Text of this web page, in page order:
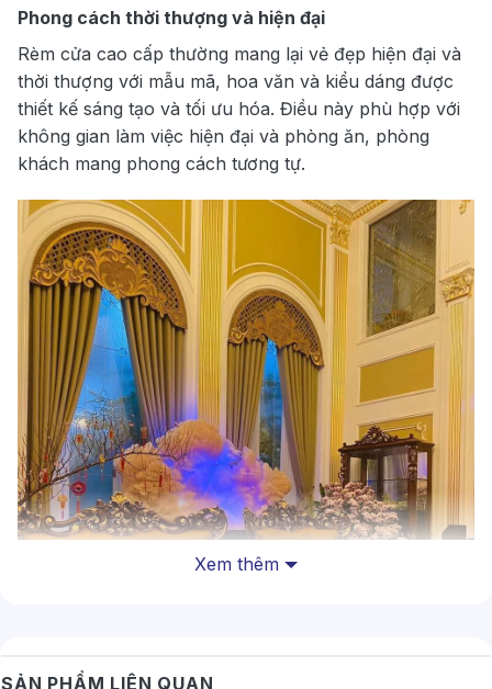
Phong cách thời thượng và hiện đại
Rèm cửa cao cấp thường mang lại vẻ đẹp hiện đại và
thời thượng với mẫu mã, hoa văn và kiểu dáng được
thiết kế sáng tạo và tối ưu hóa. Điều này phù hợp với
không gian làm việc hiện đại và phòng ăn, phòng
khách mang phong cách tương tự.
Xem thêm
SẢN PHẨM LIÊN QUAN